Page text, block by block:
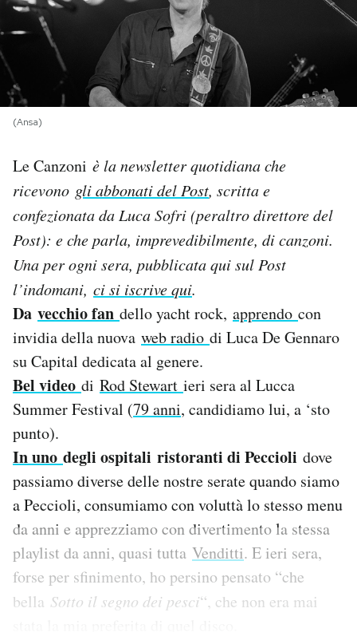
PODCAST
NEWSLETTER
I MIEI PREFERITI
SHOP
CALENDARIO
AREA PERSONALE
Area Personale
Notifiche mobile
Regala il Post
Hai bisogno di aiuto?
Esci
(Ansa)
Le Canzoni è la newsletter quotidiana che
ricevono gli abbonati del Post, scritta e
confezionata da Luca Sofri (peraltro direttore del
Post): e che parla, imprevedibilmente, di canzoni.
Una per ogni sera, pubblicata qui sul Post
l’indomani, ci si iscrive qui.
Da vecchio fan dello yacht rock, apprendo con
invidia della nuova web radio di Luca De Gennaro
su Capital dedicata al genere.
Bel video di Rod Stewart ieri sera al Lucca
Summer Festival (79 anni, candidiamo lui, a ‘sto
punto).
In uno degli ospitali ristoranti di Peccioli dove
passiamo diverse delle nostre serate quando siamo
a Peccioli, consumiamo con voluttà lo stesso menu
da anni e apprezziamo con divertimento la stessa
playlist da anni, quasi tutta Venditti. E ieri sera,
forse per sfinimento, ho persino pensato “che
bella Sotto il segno dei pesci“, che non era mai